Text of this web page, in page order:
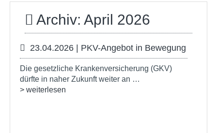
Archiv: April 2026
23.04.2026 | PKV-Angebot in Bewegung
Die gesetzliche Krankenversicherung (GKV)
dürfte in naher Zukunft weiter an …
> weiterlesen